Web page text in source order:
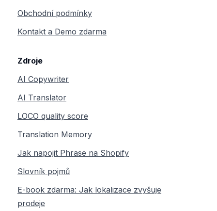
Obchodní podmínky
Kontakt a Demo zdarma
Zdroje
AI Copywriter
AI Translator
LOCO quality score
Translation Memory
Jak napojit Phrase na Shopify
Slovník pojmů
E-book zdarma: Jak lokalizace zvyšuje
prodeje